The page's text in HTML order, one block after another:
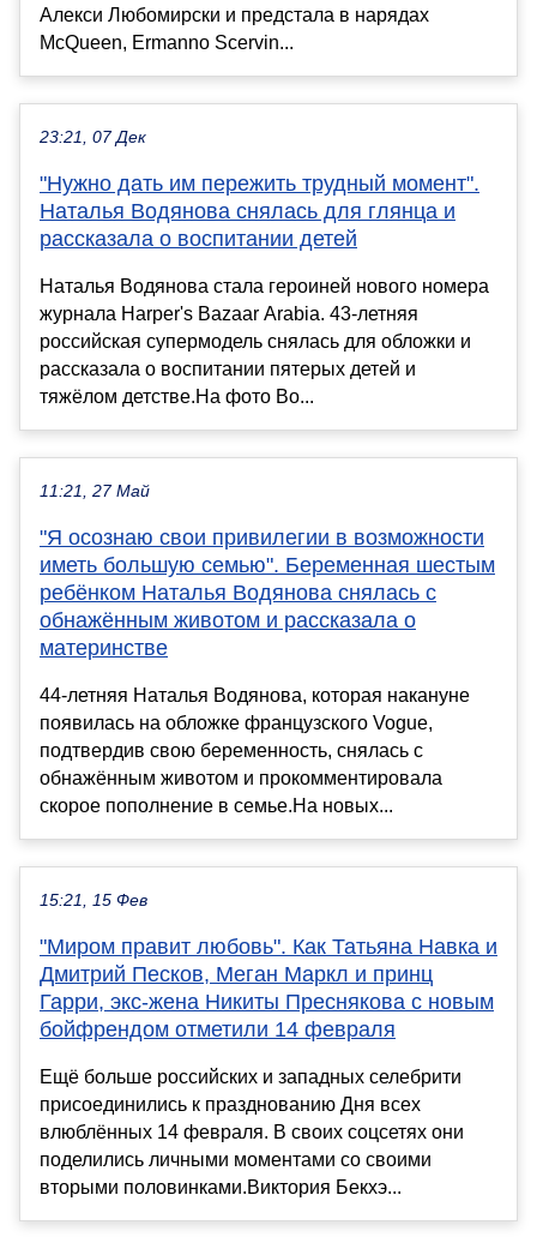
Алекси Любомирски и предстала в нарядах
McQueen, Ermanno Scervin...
23:21, 07 Дек
"Нужно дать им пережить трудный момент".
Наталья Водянова снялась для глянца и
рассказала о воспитании детей
Наталья Водянова стала героиней нового номера
журнала Harper's Bazaar Arabia. 43-летняя
российская супермодель снялась для обложки и
рассказала о воспитании пятерых детей и
тяжёлом детстве.На фото Во...
11:21, 27 Май
"Я осознаю свои привилегии в возможности
иметь большую семью". Беременная шестым
ребёнком Наталья Водянова снялась с
обнажённым животом и рассказала о
материнстве
44-летняя Наталья Водянова, которая накануне
появилась на обложке французского Vogue,
подтвердив свою беременность, снялась с
обнажённым животом и прокомментировала
скорое пополнение в семье.На новых...
15:21, 15 Фев
"Миром правит любовь". Как Татьяна Навка и
Дмитрий Песков, Меган Маркл и принц
Гарри, экс-жена Никиты Преснякова с новым
бойфрендом отметили 14 февраля
Ещё больше российских и западных селебрити
присоединились к празднованию Дня всех
влюблённых 14 февраля. В своих соцсетях они
поделились личными моментами со своими
вторыми половинками.Виктория Бекхэ...